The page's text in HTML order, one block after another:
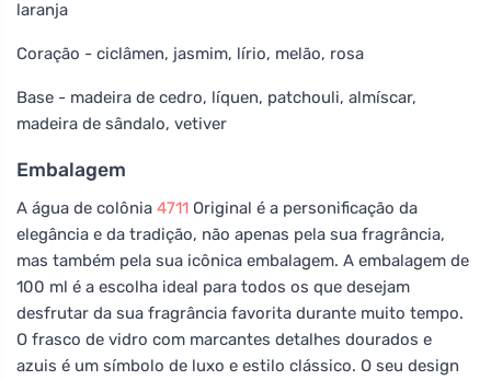
laranja
Coração - ciclâmen, jasmim, lírio, melão, rosa
Base - madeira de cedro, líquen, patchouli, almíscar,
madeira de sândalo, vetiver
Embalagem
A água de colônia 4711 Original é a personificação da
elegância e da tradição, não apenas pela sua fragrância,
mas também pela sua icônica embalagem. A embalagem de
100 ml é a escolha ideal para todos os que desejam
desfrutar da sua fragrância favorita durante muito tempo.
O frasco de vidro com marcantes detalhes dourados e
azuis é um símbolo de luxo e estilo clássico. O seu design